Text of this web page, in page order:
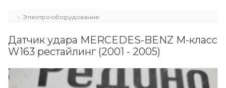
Электрооборудование
Датчик удара MERCEDES-BENZ M-класс
W163 рестайлинг (2001 - 2005)